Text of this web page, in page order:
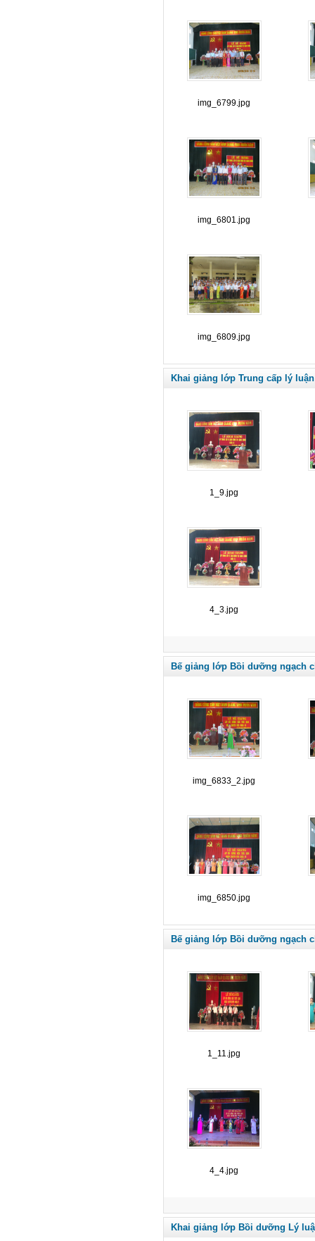
img_6799.jpg
img_6801.jpg
img_6809.jpg
Khai giảng lớp Trung cấp lý
1_9.jpg
4_3.jpg
Bế giảng lớp Bồi dưỡng ngạch
img_6833_2.jpg
img_6850.jpg
Bế giảng lớp Bồi dưỡng ngạch
1_11.jpg
4_4.jpg
Khai giảng lớp Bồi dưỡng Lý